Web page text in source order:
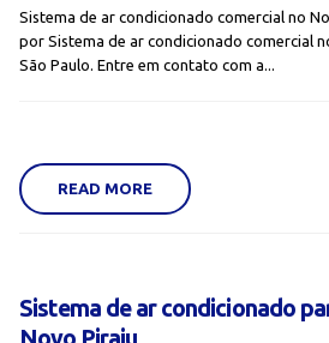
Sistema de ar condicionado comercial no
por Sistema de ar condicionado comercial
São Paulo. Entre em contato com a...
READ MORE
Sistema de ar condicionado
Novo Piraju